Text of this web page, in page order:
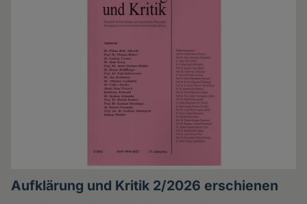
Aufklärung und Kritik 2/2026 erschienen